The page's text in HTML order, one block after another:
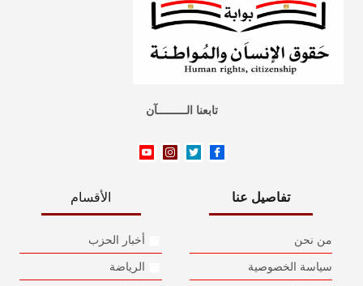
تابعنا الـــــــــآن
تفاصيل عنا
من نحن
سياسة الخصوصية
الأقسام
أخبار الحزب
الرياضة